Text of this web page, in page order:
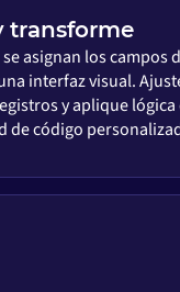
transforme
asignan los campos
interfaz visual.
y aplique
de código